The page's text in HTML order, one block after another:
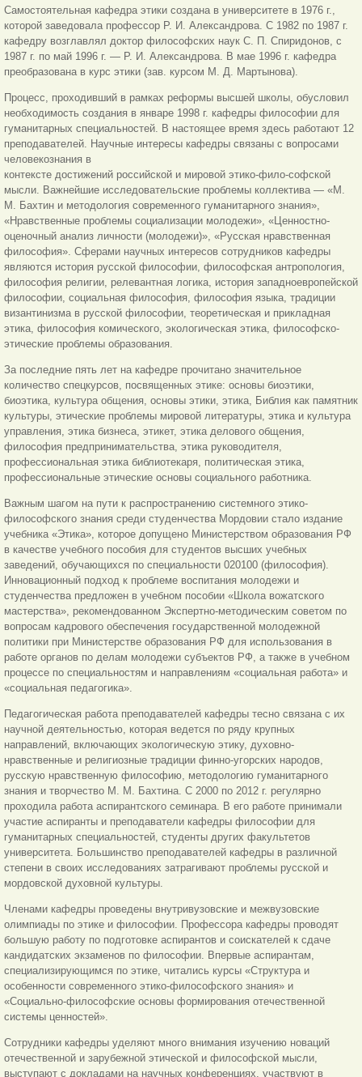
Самостоятельная кафедра этики создана в университете в 1976 г.,
которой заведовала профессор Р. И. Александрова. С 1982 по 1987 г.
кафедру возглавлял доктор философских наук С. П. Спиридонов, с
1987 г. по май 1996 г. — Р. И. Александрова. В мае 1996 г. кафедра
преобразована в курс этики (зав. курсом М. Д. Мартынова).
Процесс, проходивший в рамках реформы высшей школы, обусловил
необходимость создания в январе 1998 г. кафедры философии для
гуманитарных специальностей. В настоящее время здесь работают 12
преподавателей. Научные интересы кафедры связаны с вопросами
человекознания в
контексте достижений российской и мировой этико-фило-софской
мысли. Важнейшие исследовательские проблемы коллектива — «М.
М. Бахтин и методология современного гуманитарного знания»,
«Нравственные проблемы социализации молодежи», «Ценностно-
оценочный анализ личности (молодежи)», «Русская нравственная
философия». Сферами научных интересов сотрудников кафедры
являются история русской философии, философская антропология,
философия религии, релевантная логика, история западноевропейской
философии, социальная философия, философия языка, традиции
византинизма в русской философии, теоретическая и прикладная
этика, философия комического, экологическая этика, философско-
этические проблемы образования.
За последние пять лет на кафедре прочитано значительное
количество спецкурсов, посвященных этике: основы биоэтики,
биоэтика, культура общения, основы этики, этика, Библия как памятник
культуры, этические проблемы мировой литературы, этика и культура
управления, этика бизнеса, этикет, этика делового общения,
философия предпринимательства, этика руководителя,
профессиональная этика библиотекаря, политическая этика,
профессиональные этические основы социального работника.
Важным шагом на пути к распространению системного этико-
философского знания среди студенчества Мордовии стало издание
учебника «Этика», которое допущено Министерством образования РФ
в качестве учебного пособия для студентов высших учебных
заведений, обучающихся по специальности 020100 (философия).
Инновационный подход к проблеме воспитания молодежи и
студенчества предложен в учебном пособии «Школа вожатского
мастерства», рекомендованном Экспертно-методическим советом по
вопросам кадрового обеспечения государственной молодежной
политики при Министерстве образования РФ для использования в
работе органов по делам молодежи субъектов РФ, а также в учебном
процессе по специальностям и направлениям «социальная работа» и
«социальная педагогика».
Педагогическая работа преподавателей кафедры тесно связана с их
научной деятельностью, которая ведется по ряду крупных
направлений, включающих экологическую этику, духовно-
нравственные и религиозные традиции финно-угорских народов,
русскую нравственную философию, методологию гуманитарного
знания и творчество М. М. Бахтина. С 2000 по 2012 г. регулярно
проходила работа аспирантского семинара. В его работе принимали
участие аспиранты и преподаватели кафедры философии для
гуманитарных специальностей, студенты других факультетов
университета. Большинство преподавателей кафедры в различной
степени в своих исследованиях затрагивают проблемы русской и
мордовской духовной культуры.
Членами кафедры проведены внутривузовские и межвузовские
олимпиады по этике и философии. Профессора кафедры проводят
большую работу по подготовке аспирантов и соискателей к сдаче
кандидатских экзаменов по философии. Впервые аспирантам,
специализирующимся по этике, читались курсы «Структура и
особенности современного этико-философского знания» и
«Социально-философские основы формирования отечественной
системы ценностей».
Сотрудники кафедры уделяют много внимания изучению новаций
отечественной и зарубежной этической и философской мысли,
выступают с докладами на научных конференциях, участвуют в